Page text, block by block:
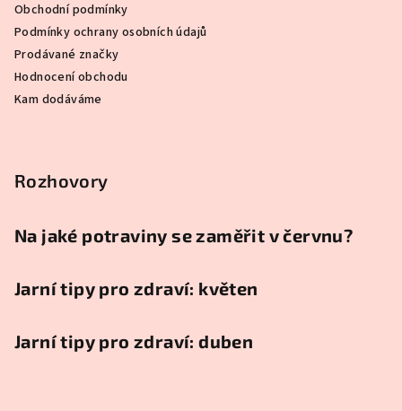
Obchodní podmínky
Podmínky ochrany osobních údajů
Prodávané značky
Hodnocení obchodu
Kam dodáváme
Rozhovory
Na jaké potraviny se zaměřit v červnu?
Jarní tipy pro zdraví: květen
Jarní tipy pro zdraví: duben